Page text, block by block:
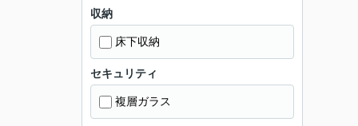
収納
床下収納
セキュリティ
複層ガラス